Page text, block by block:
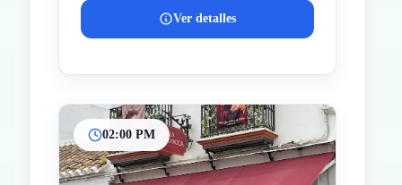
Ver detalles
02:00 PM